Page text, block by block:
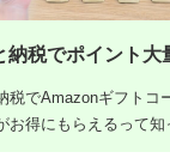
納税でポイント大
税でAmazonギフトコ
お得にもらえるって知